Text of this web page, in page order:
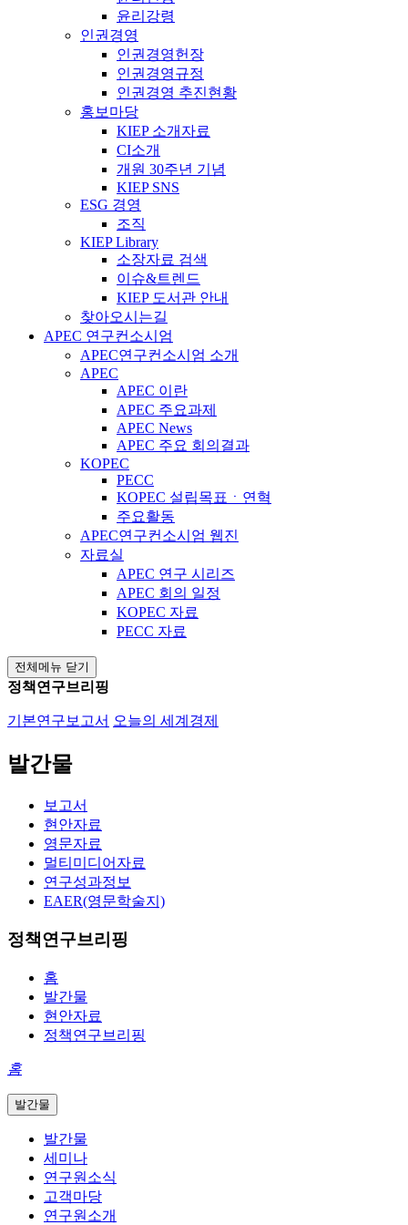
윤리강령
인권경영
인권경영헌장
인권경영규정
인권경영 추진현황
홍보마당
KIEP 소개자료
CI소개
개원 30주년 기념
KIEP SNS
ESG 경영
조직
KIEP Library
소장자료 검색
이슈&트렌드
KIEP 도서관 안내
찾아오시는길
APEC 연구컨소시엄
APEC연구컨소시엄 소개
APEC
APEC 이란
APEC 주요과제
APEC News
APEC 주요 회의결과
KOPEC
PECC
KOPEC 설립목표ㆍ연혁
주요활동
APEC연구컨소시엄 웹진
자료실
APEC 연구 시리즈
APEC 회의 일정
KOPEC 자료
PECC 자료
전체메뉴 닫기
정책연구브리핑
기본연구보고서 오늘의 세계경제
발간물
보고서
현안자료
영문자료
멀티미디어자료
연구성과정보
EAER(영문학술지)
정책연구브리핑
홈
발간물
현안자료
정책연구브리핑
홈
발간물
발간물
세미나
연구원소식
고객마당
연구원소개